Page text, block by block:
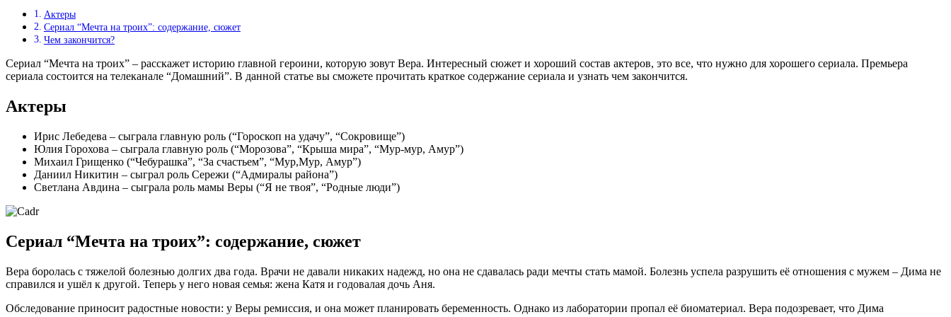
Актеры
Сериал “Мечта на троих”: содержание, сюжет
Чем закончится?
Сериал “Мечта на троих” – расскажет историю главной героини, которую зовут Вера. Интересный сюжет и хороший состав актеров, это все, что нужно для хорошего сериала. Премьера
сериала состоится на телеканале “Домашний”. В данной статье вы сможете прочитать краткое содержание сериала и узнать чем закончится.
Актеры
Ирис Лебедева – сыграла главную роль (“Гороскоп на удачу”, “Сокровище”)
Юлия Горохова – сыграла главную роль (“Морозова”, “Крыша мира”, “Мур-мур, Амур”)
Михаил Грищенко (“Чебурашка”, “За счастьем”, “Мур,Мур, Амур”)
Даниил Никитин – сыграл роль Сережи (“Адмиралы района”)
Светлана Авдина – сыграла роль мамы Веры (“Я не твоя”, “Родные люди”)
Сериал “Мечта на троих”: содержание, сюжет
Вера боролась с тяжелой болезнью долгих два года. Врачи не давали никаких надежд, но она не сдавалась ради мечты стать мамой. Болезнь успела разрушить её отношения с мужем – Дима не
справился и ушёл к другой. Теперь у него новая семья: жена Катя и годовалая дочь Аня.
Обследование приносит радостные новости: у Веры ремиссия, и она может планировать беременность. Однако из лаборатории пропал её биоматериал. Вера подозревает, что Дима